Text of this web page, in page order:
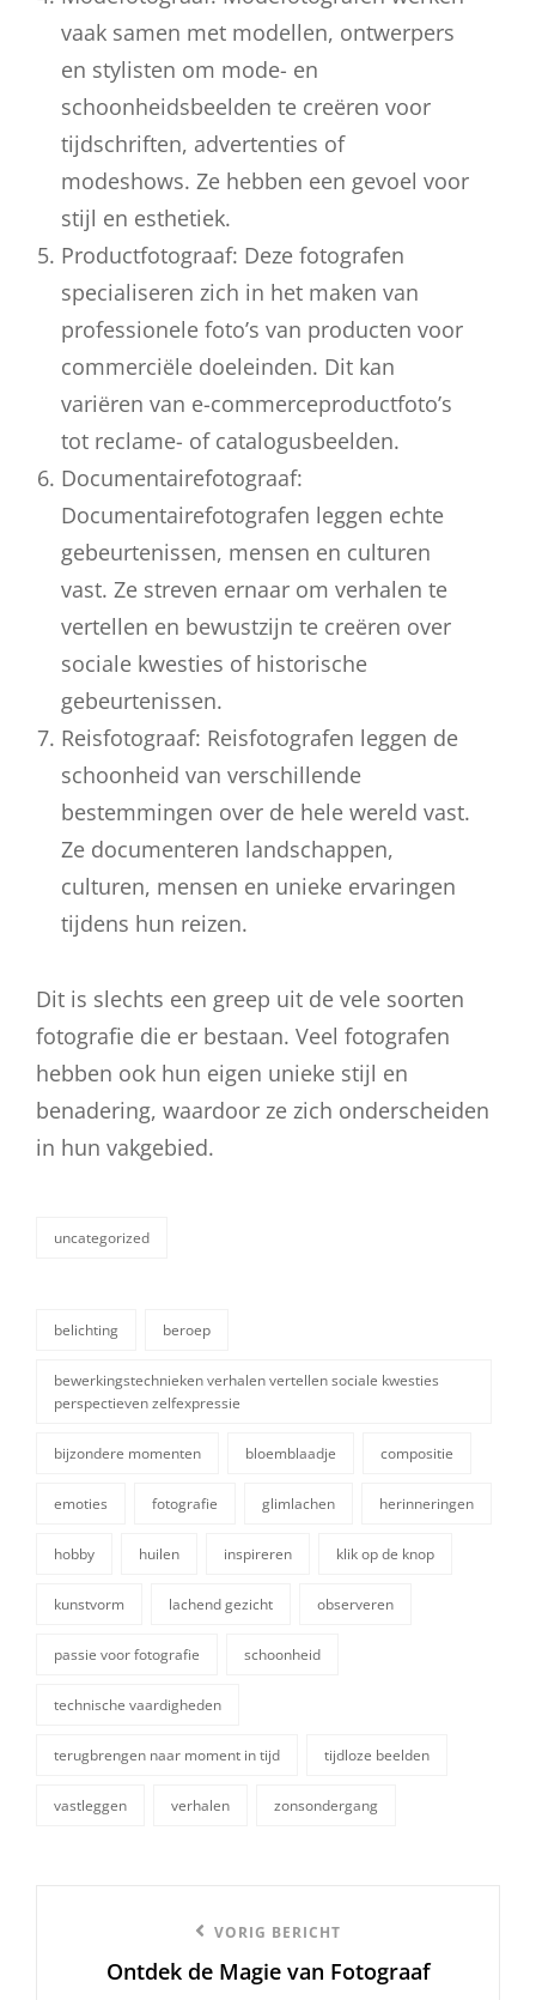
vaak samen met modellen, ontwerpers
en stylisten om mode- en
schoonheidsbeelden te creëren voor
tijdschriften, advertenties of
modeshows. Ze hebben een gevoel voor
stijl en esthetiek.
Productfotograaf: Deze fotografen
specialiseren zich in het maken van
professionele foto’s van producten voor
commerciële doeleinden. Dit kan
variëren van e-commerceproductfoto’s
tot reclame- of catalogusbeelden.
Documentairefotograaf:
Documentairefotografen leggen echte
gebeurtenissen, mensen en culturen
vast. Ze streven ernaar om verhalen te
vertellen en bewustzijn te creëren over
sociale kwesties of historische
gebeurtenissen.
Reisfotograaf: Reisfotografen leggen de
schoonheid van verschillende
bestemmingen over de hele wereld vast.
Ze documenteren landschappen,
culturen, mensen en unieke ervaringen
tijdens hun reizen.
Dit is slechts een greep uit de vele soorten
fotografie die er bestaan. Veel fotografen
hebben ook hun eigen unieke stijl en
benadering, waardoor ze zich onderscheiden
in hun vakgebied.
categorieën
uncategorized
belichting beroep
bewerkingstechnieken verhalen vertellen sociale kwesties
perspectieven zelfexpressie
bijzondere momenten bloemblaadje compositie
emoties fotografie glimlachen herinneringen
hobby huilen inspireren klik op de knop
kunstvorm lachend gezicht observeren
passie voor fotografie schoonheid
technische vaardigheden
terugbrengen naar moment in tijd tijdloze beelden
vastleggen verhalen zonsondergang
bericht
VORIG BERICHT
Ontdek de Magie van Fotograaf